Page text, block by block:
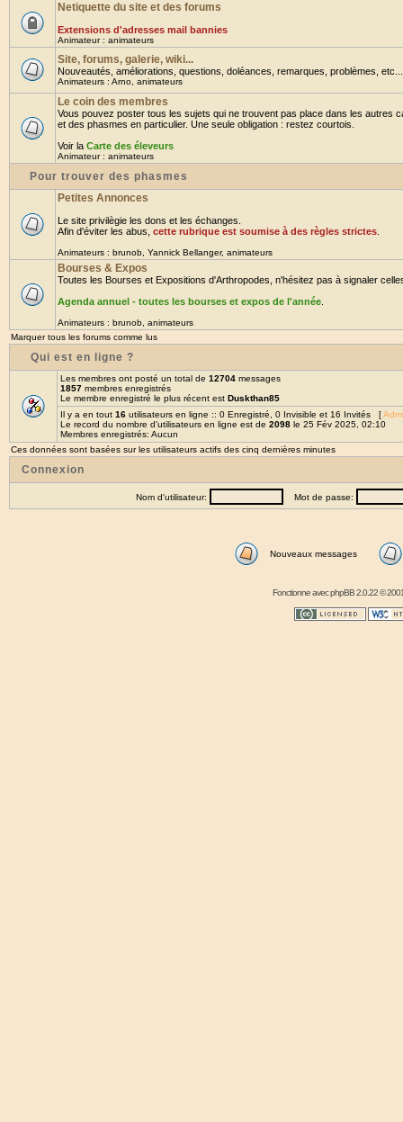
Netiquette du site et des forums
Extensions d'adresses mail bannies
Animateur : animateurs
Site, forums, galerie, wiki...
Nouveautés, améliorations, questions, doléances, remarques, problèmes,
Animateurs : Arno animateurs
Le coin des membres
Vous pouvez poster tous les sujets qui ne trouvent pas place dans les autres
et des phasmes en particulier. Une seule obligation : restez courtois.
Voir la Carte des éleveurs
Animateur : animateurs
Pour trouver des phasmes
Petites Annonces
Le site privilègie les dons et les échanges.
Afin d'éviter les abus, cette rubrique est soumise à des règles strictes
Animateurs : brunob Yannick Bellanger, animateurs
Bourses & Expos
Toutes les Bourses et Expositions d'Arthropodes, n'hésitez pas à signaler
Agenda annuel - toutes les bourses et expos de l'année
Animateurs : brunob animateurs
Marquer tous les forums comme lus
Qui est en ligne ?
Les membres ont posté un total de 12704 messages
1857 membres enregistrés
Le membre enregistré le plus récent est Duskthan85
Il y a en tout 16 utilisateurs en ligne :: 0 Enregistré, 0 Invisible et 16 Invités [
Le record du nombre d'utilisateurs en ligne est de 2098 le 25 Fév 2025, 02:10
Membres enregistrés: Aucun
Ces données sont basées sur les utilisateurs actifs des cinq dernières minutes
Connexion
Nom d'utilisateur: Mot de passe:
Nouveaux messages
Fonctionne avecphpBB2.0.22 ©